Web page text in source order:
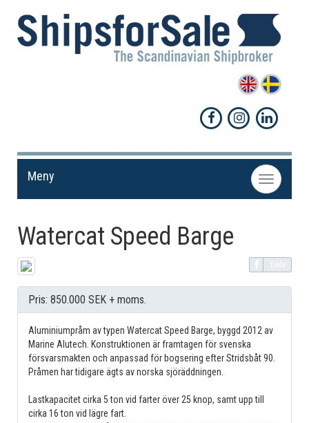
Toggle
navigation
Meny
Watercat Speed Barge
Dela!
Pris: 850.000 SEK + moms.
Aluminiumpråm av typen Watercat Speed Barge, byggd 2012 av
Marine Alutech. Konstruktionen är framtagen för svenska
försvarsmakten och anpassad för bogsering efter Stridsbåt 90.
Pråmen har tidigare ägts av norska sjöräddningen.
Lastkapacitet cirka 5 ton vid farter över 25 knop, samt upp till
cirka 16 ton vid lägre fart.